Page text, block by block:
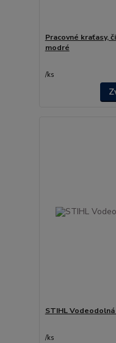
Pracovné kraťasy,
modré
/ks
STIHL Vodeodolná
/ks